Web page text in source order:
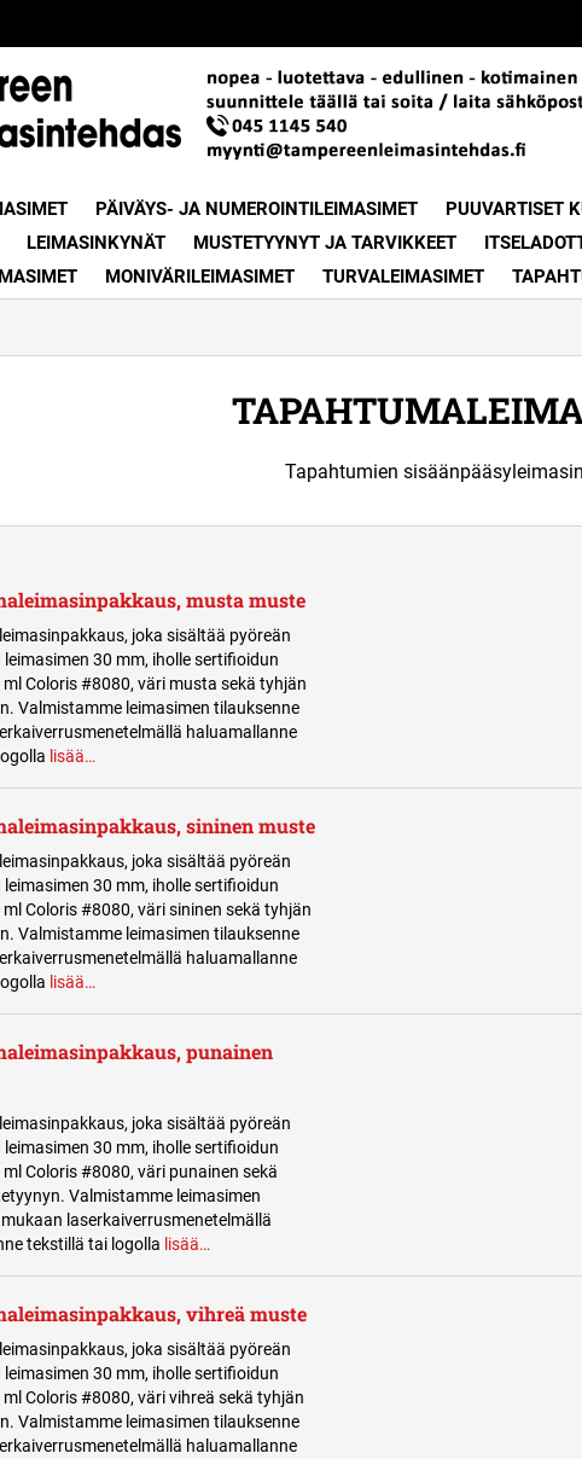
PÄIVÄYS- JA NUMEROINTILEIMASIMET PUUVARTISET
LEIMASINKYNÄT MUSTETYYNYT JA TARVIKKEET
MONIVÄRILEIMASIMET TURVALEIMASIMET
Tapahtumien
musta muste
joka sisältää pyöreän
30 mm, iholle sertifioidun
Coloris #8080, väri musta sekä tyhjän
Valmistamme leimasimen tilauksenne
haluamallanne
lisää…
sininen muste
joka sisältää pyöreän
30 mm, iholle sertifioidun
Coloris #8080, väri sininen sekä tyhjän
Valmistamme leimasimen tilauksenne
haluamallanne
lisää…
punainen
joka sisältää pyöreän
30 mm, iholle sertifioidun
Coloris #8080, väri punainen sekä
Valmistamme leimasimen
laserkaiverrusmenetelmällä
tekstillä tai logolla lisää…
vihreä muste
joka sisältää pyöreän
30 mm, iholle sertifioidun
Coloris #8080, väri vihreä sekä tyhjän
Valmistamme leimasimen tilauksenne
haluamallanne